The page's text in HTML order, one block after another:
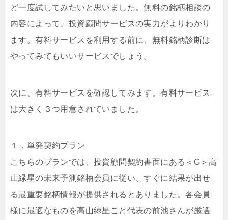
ど一度試してみたいと思いました。無料の銘柄相談の
内容によって、投資顧問サービスの実力がよりわかり
ます。有料サービスを利用する前に、無料銘柄診断は
やってみてもいいサービスでしょう。
次に、有料サービスを確認してみます。有料サービス
は大きく３つ用意されていました。
１．単発契約プラン
こちらのプランでは、投資顧問契約書面にある＜G＞高
山緑星の未来予測銘柄会員に従い、すぐに結果が出せ
る最重要銘柄情報が提供されるとありました。各会員
様に最適なものを高山緑星こと代表の前池さんが厳選